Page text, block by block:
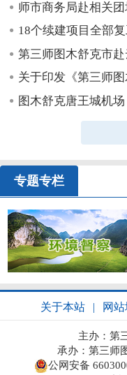
师市商务局赴相关
18个续建项目全部
第三师图木舒克市赴
关于印发《第三师
图木舒克唐王城机
专题专栏
关于本站 | 网
主办：第
承办：第三师
公网安备